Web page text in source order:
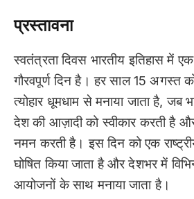
प्रस्तावना
स्वतंत्रता दिवस भारतीय इतिहास में
गौरवपूर्ण दिन है। हर साल 15 अगस्त
त्योहार धूमधाम से मनाया जाता है, जब
देश की आज़ादी को स्वीकार करती है
नमन करती है। इस दिन को एक
घोषित किया जाता है और देशभर में
आयोजनों के साथ मनाया जाता है।